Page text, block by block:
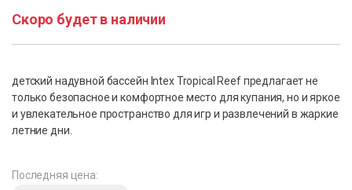
Скоро будет в наличии
детский надувной бассейн Intex Tropical Reef предлагает не
только безопасное и комфортное место для купания, но и яркое
и увлекательное пространство для игр и развлечений в жаркие
летние дни.
Последняя цена: